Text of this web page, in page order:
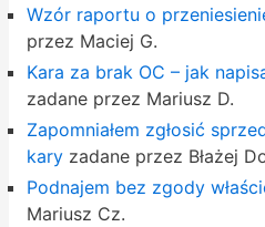
Wzór raportu o
przez Maciej G.
Kara za brak OC – jak
zadane przez Mariusz D.
Zapomniałem zgłosić
karyzadane przez Błażej
Podnajem bez zgody
Mariusz Cz.